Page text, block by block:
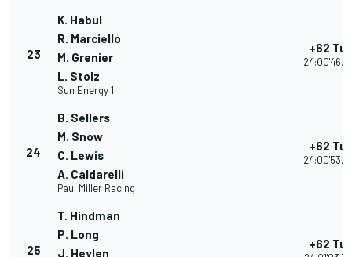
23
K. Habul
R. Marciello
M. Grenier
L. Stolz
Sun Energy 1
+62 Tur
24
B. Sellers
M. Snow
C. Lewis
A. Caldarelli
Paul Miller Racing
+62 Tur
25
T. Hindman
P. Long
J. Heylen
+62 Tur